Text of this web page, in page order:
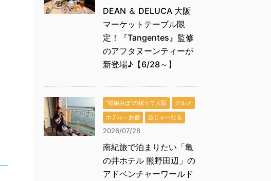
DEAN ＆ DELUCA 大阪
マーケットテーブル限
定！『Tangentes』監修
のアフタヌーンティーが
新登場♪【6/28～】
“福娘みぽ”の祝うて大阪
グルメ
ホテル・お宿
旅じゃーなる
2026/07/28
南紀旅で泊まりたい「亀
の井ホテル 熊野田辺」の
アドベンチャーワールド